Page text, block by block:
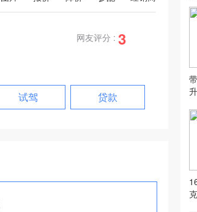
网友评分 : 3
试驾 贷款